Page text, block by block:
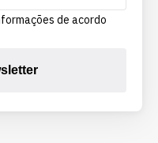
de acordo